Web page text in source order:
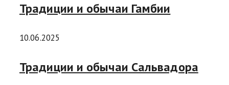
Традиции и обычаи Гамбии
10.06.2025
Традиции и обычаи Сальвадора